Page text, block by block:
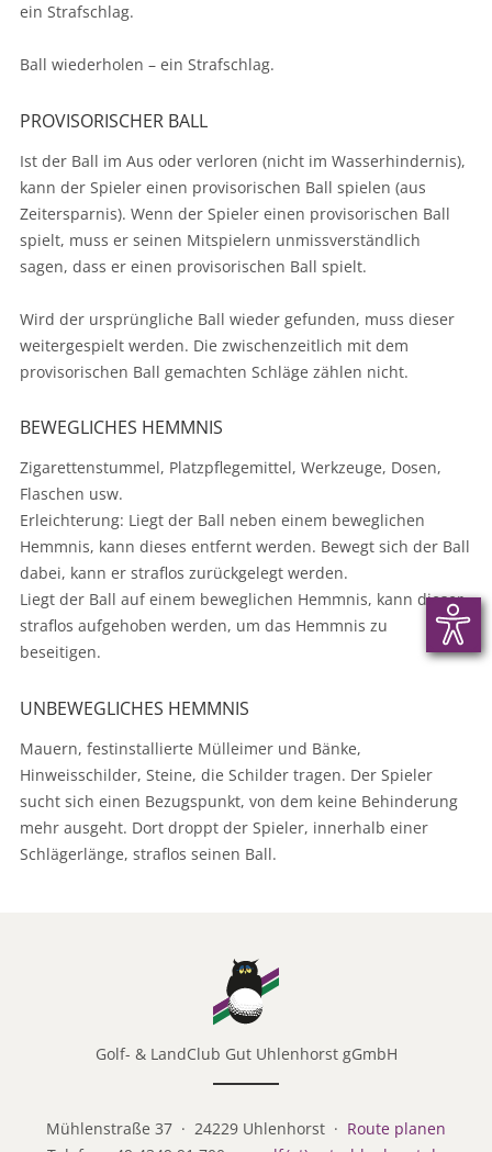
ein Strafschlag.
Ball wiederholen – ein Strafschlag.
PROVISORISCHER BALL
Ist der Ball im Aus oder verloren (nicht im Wasserhindernis),
kann der Spieler einen provisorischen Ball spielen (aus
Zeitersparnis). Wenn der Spieler einen provisorischen Ball
spielt, muss er seinen Mitspielern unmissverständlich
sagen, dass er einen provisorischen Ball spielt.
Wird der ursprüngliche Ball wieder gefunden, muss dieser
weitergespielt werden. Die zwischenzeitlich mit dem
provisorischen Ball gemachten Schläge zählen nicht.
BEWEGLICHES HEMMNIS
Zigarettenstummel, Platzpflegemittel, Werkzeuge, Dosen,
Flaschen usw.
Erleichterung: Liegt der Ball neben einem beweglichen
Hemmnis, kann dieses entfernt werden. Bewegt sich der Ball
dabei, kann er straflos zurückgelegt werden.
Liegt der Ball auf einem beweglichen Hemmnis, kann dieser
straflos aufgehoben werden, um das Hemmnis zu
beseitigen.
UNBEWEGLICHES HEMMNIS
Mauern, festinstallierte Mülleimer und Bänke,
Hinweisschilder, Steine, die Schilder tragen. Der Spieler
sucht sich einen Bezugspunkt, von dem keine Behinderung
mehr ausgeht. Dort droppt der Spieler, innerhalb einer
Schlägerlänge, straflos seinen Ball.
Golf- & LandClub Gut Uhlenhorst gGmbH
Mühlenstraße 37 · 24229 Uhlenhorst · Route planen